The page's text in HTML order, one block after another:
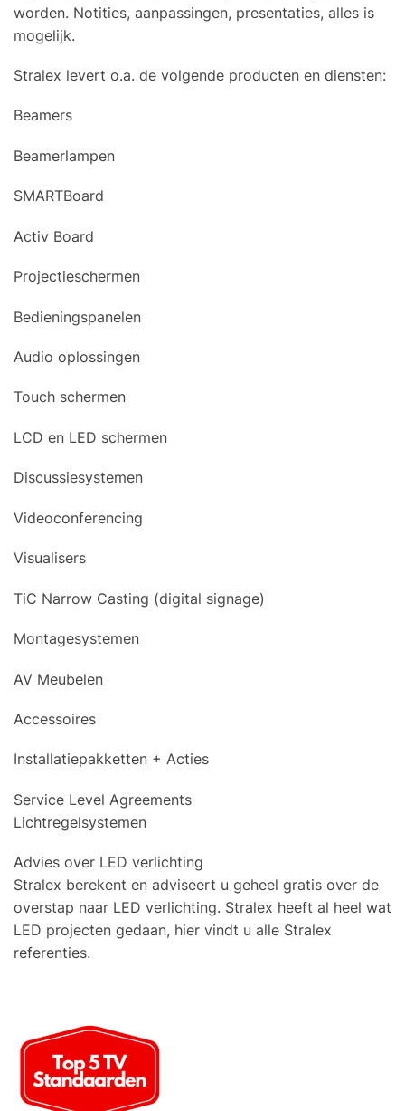
worden. Notities, aanpassingen, presentaties, alles is
mogelijk.
Stralex levert o.a. de volgende producten en diensten:
Beamers
Beamerlampen
SMARTBoard
Activ Board
Projectieschermen
Bedieningspanelen
Audio oplossingen
Touch schermen
LCD en LED schermen
Discussiesystemen
Videoconferencing
Visualisers
TiC Narrow Casting (digital signage)
Montagesystemen
AV Meubelen
Accessoires
Installatiepakketten + Acties
Service Level Agreements
Lichtregelsystemen
Advies over LED verlichting
Stralex berekent en adviseert u geheel gratis over de
overstap naar LED verlichting. Stralex heeft al heel wat
LED projecten gedaan, hier vindt u alle Stralex
referenties.